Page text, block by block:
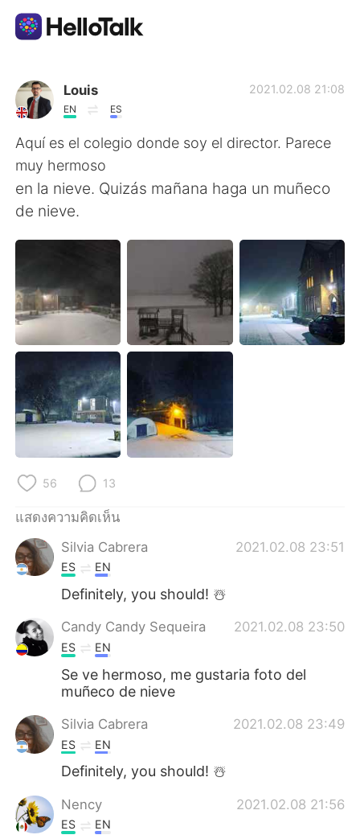
แอปแลกเปลี่ยนทางภาษา
AI Grammar Checker
ไทย
English 简体中文
繁體中文 Español
العربية Français
한국어 Русский
Indonesia Italiano
Türkçe
Português
Louis
EN ES
2021.02.08 21:08
Aquí es el colegio donde soy el director. Parece
muy hermoso
en la nieve. Quizás mañana haga un muñeco
de nieve.
56 13
แสดงความคิดเห็น
Silvia Cabrera
2021.02.08 23:51
ES EN
Definitely, you should! ☃️
Candy Candy Sequeira 2021.02.08 23:50
ES EN
Se ve hermoso, me gustaria foto del
muñeco de nieve
Silvia Cabrera 2021.02.08 23:49
ES EN
Definitely, you should! ☃️
Nency 2021.02.08 21:56
ES EN